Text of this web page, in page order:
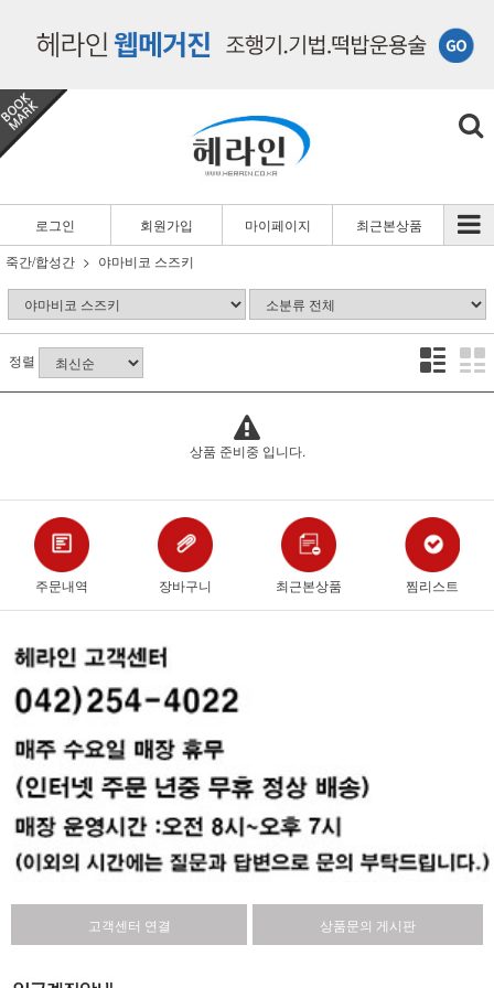
로그인 회원가입 마이페이지
최근본상품
죽간/합성간
야마비코 스즈키
정렬
상품 준비중 입니다.
주문내역 장바구니 최근본상품 찜리스트
고객센터 연결 상품문의 게시판